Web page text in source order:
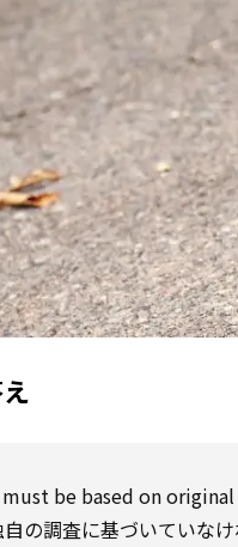
be based on original
自の調査に基づいていなけ